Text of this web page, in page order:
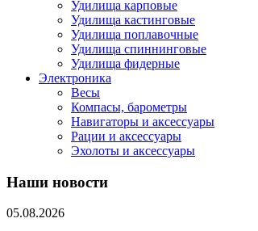
Удилища карповые
Удилища кастинговые
Удилища поплавочные
Удилища спиннинговые
Удилища фидерные
Электроника
Весы
Компасы, барометры
Навигаторы и аксессуары
Рации и аксессуары
Эхолоты и аксессуары
Наши новости
05.08.2026